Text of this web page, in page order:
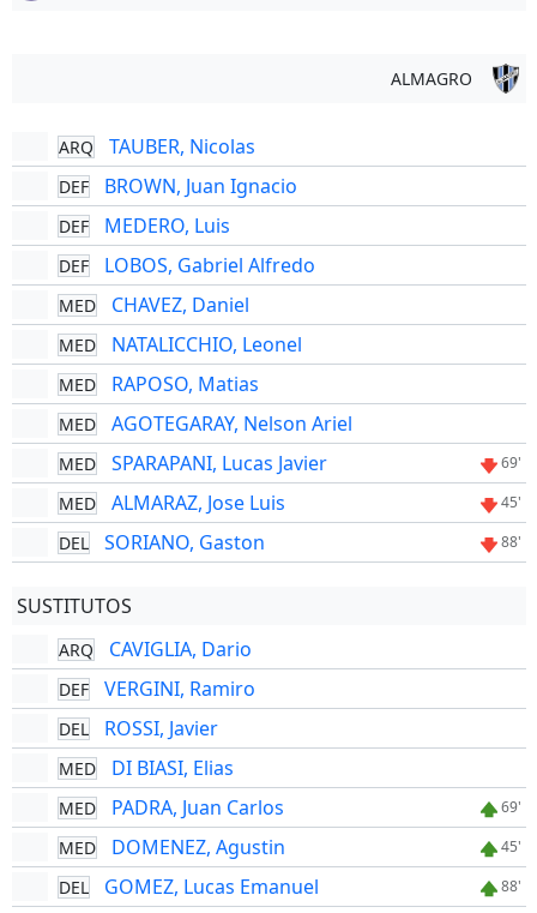
ALMAGRO
ARQ TAUBER, Nicolas
DEF BROWN, Juan Ignacio
DEF MEDERO, Luis
DEF LOBOS, Gabriel Alfredo
MED CHAVEZ, Daniel
MED NATALICCHIO, Leonel
MED RAPOSO, Matias
MED AGOTEGARAY, Nelson Ariel
MED SPARAPANI, Lucas Javier 69'
MED ALMARAZ, Jose Luis 45'
DEL SORIANO, Gaston 88'
SUSTITUTOS
ARQ CAVIGLIA, Dario
DEF VERGINI, Ramiro
DEL ROSSI, Javier
MED DI BIASI, Elias
MED PADRA, Juan Carlos 69'
MED DOMENEZ, Agustin 45'
DEL GOMEZ, Lucas Emanuel 88'